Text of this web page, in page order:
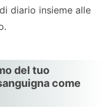
diario insieme alle
del tuo
come